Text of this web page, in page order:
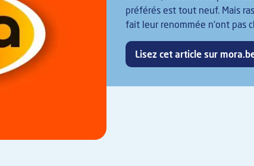
préférés est tout neuf. Mais
fait leur renommée n'ont pas
Lisez cet article sur